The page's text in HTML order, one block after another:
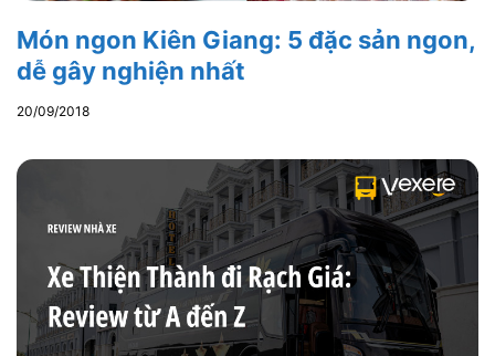
Món ngon Kiên Giang: 5 đặc sản ngon,
dễ gây nghiện nhất
20/09/2018